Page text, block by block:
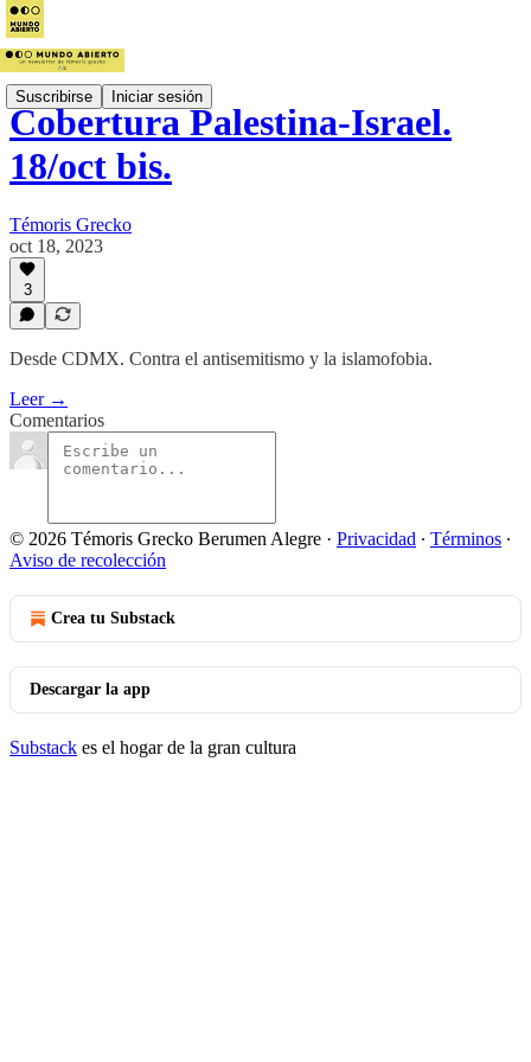
Suscribirse Iniciar sesión
Cobertura Palestina-Israel.
18/oct bis.
Témoris Grecko
oct 18, 2023
3
Desde CDMX. Contra el antisemitismo y la islamofobia.
Leer →
Comentarios
© 2026 Témoris Grecko Berumen Alegre · Privacidad ∙ Términos ∙
Aviso de recolección
Crea tu Substack
Descargar la app
Substack es el hogar de la gran cultura